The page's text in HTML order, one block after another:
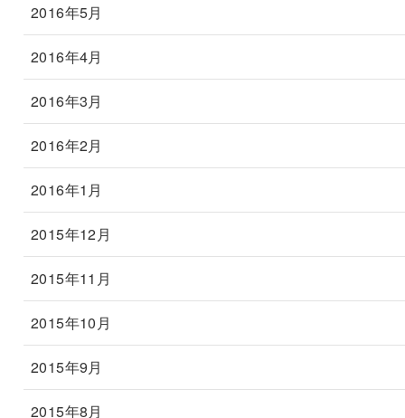
2016年5月
2016年4月
2016年3月
2016年2月
2016年1月
2015年12月
2015年11月
2015年10月
2015年9月
2015年8月